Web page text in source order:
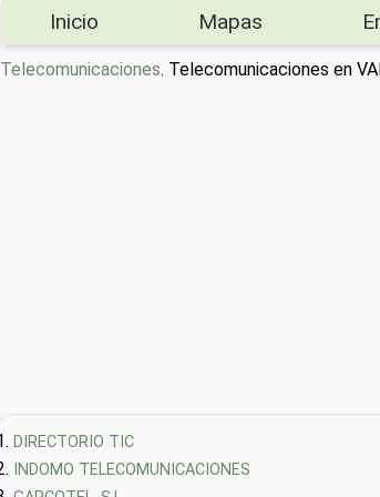
Inicio Mapas
Telecomunicaciones. Telecomunicaciones en
DIRECTORIO TIC
INDOMO TELECOMUNICACIONES